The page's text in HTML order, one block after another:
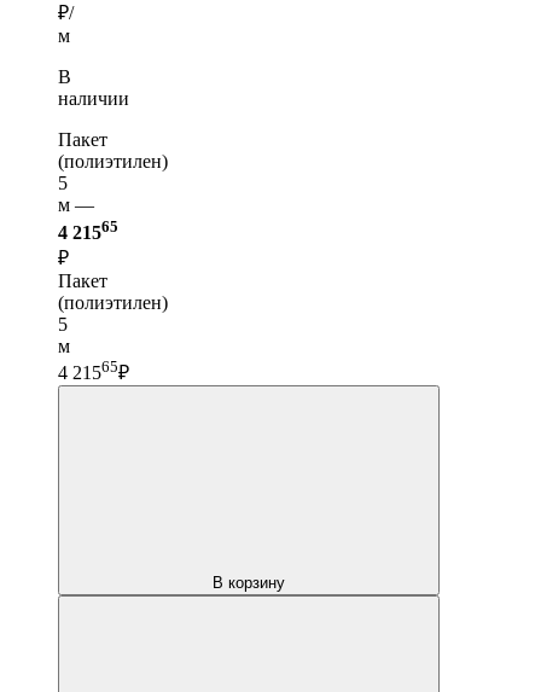
₽/
м
В
наличии
Пакет
(полиэтилен)
5
м —
4 21565
₽
Пакет
(полиэтилен)
5
м
4 21565₽
В корзину